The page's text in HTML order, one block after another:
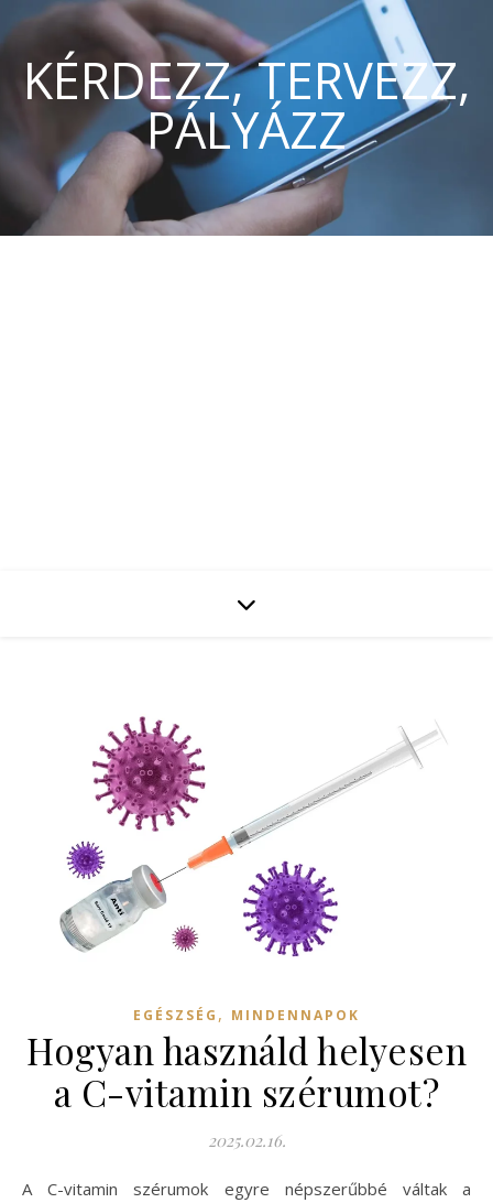
KÉRDEZZ, TERVEZZ,
PÁLYÁZZ
EGÉSZSÉG , MINDENNAPOK
Hogyan használd helyesen
a C-vitamin szérumot?
2025.02.16.
A C-vitamin szérumok egyre népszerűbbé váltak a